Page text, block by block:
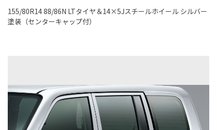
155/80R14 88/86N LTタイヤ＆14×5Jスチールホイール シルバー
塗装（センターキャップ付）